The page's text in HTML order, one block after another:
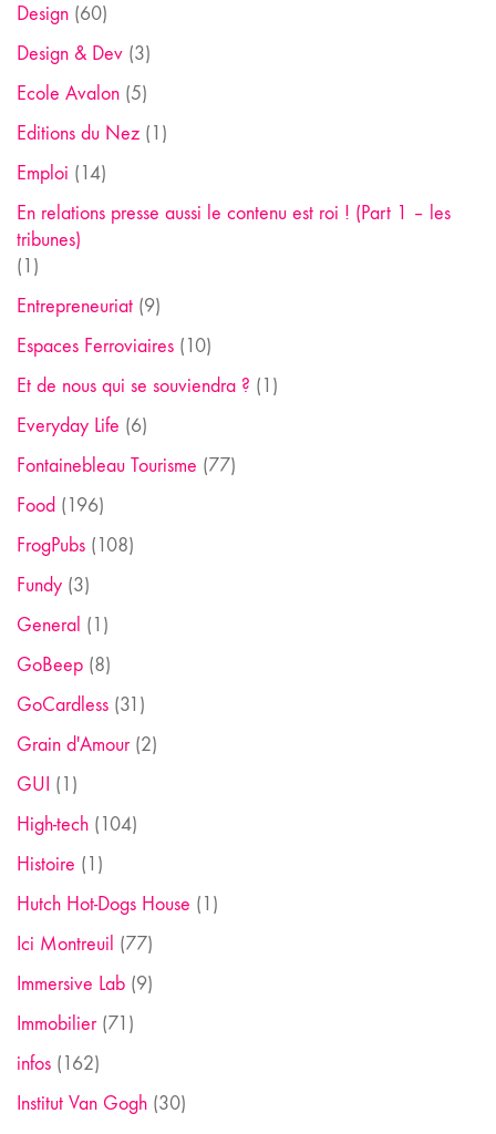
Design (60)
Design & Dev (3)
Ecole Avalon (5)
Editions du Nez (1)
Emploi (14)
En relations presse aussi le contenu est roi ! (Part 1 – les
tribunes)
(1)
Entrepreneuriat (9)
Espaces Ferroviaires (10)
Et de nous qui se souviendra ? (1)
Everyday Life (6)
Fontainebleau Tourisme (77)
Food (196)
FrogPubs (108)
Fundy (3)
General (1)
GoBeep (8)
GoCardless (31)
Grain d'Amour(2)
GUI (1)
High-tech (104)
Histoire (1)
Hutch Hot-Dogs House (1)
Ici Montreuil (77)
Immersive Lab (9)
Immobilier(71)
infos (162)
Institut Van Gogh (30)